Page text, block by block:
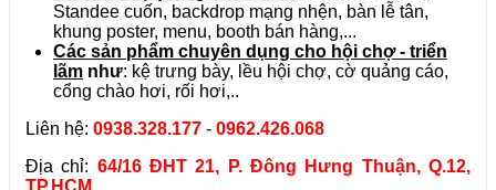
Standee cuốn, backdrop mạng nhện, bàn lễ tân,
khung poster, menu, booth bán hàng,...
Các sản phẩm chuyên dụng cho hội chợ - triển
lãm như: kệ trưng bày, lều hội chợ, cờ quảng cáo,
cổng chào hơi, rối hơi,..
Liên hệ: 0938.328.177 - 0962.426.068
Địa chỉ: 64/16 ĐHT 21, P. Đông Hưng Thuận, Q.12,